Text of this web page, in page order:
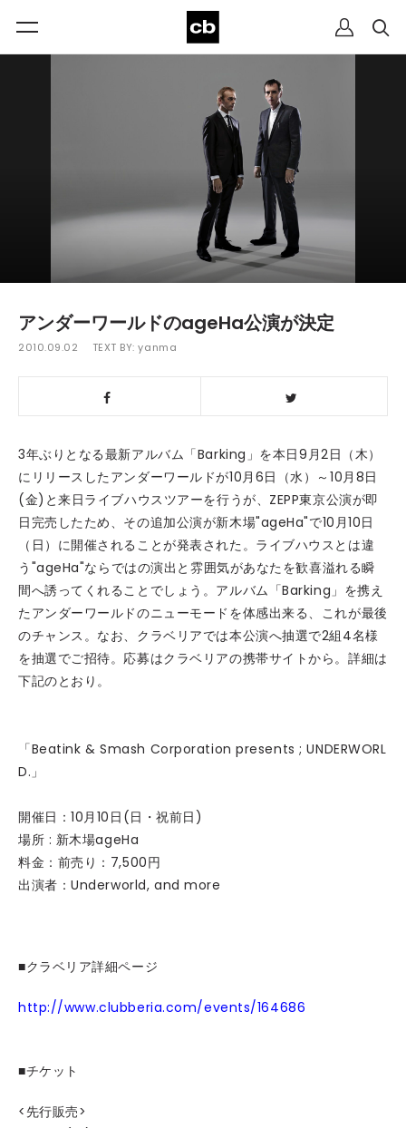
アンダーワールドのageHa公演が決定
2010.09.02 TEXT BY:yanma
3年ぶりとなる最新アルバム「Barking」を本日9月2日（木）
にリリースしたアンダーワールドが10月6日（水）～10月8日
(金)と来日ライブハウスツアーを行うが、ZEPP東京公演が即
日完売したため、その追加公演が新木場"ageHa"で10月10日
（日）に開催されることが発表された。ライブハウスとは違
う"ageHa"ならではの演出と雰囲気があなたを歓喜溢れる瞬
間へ誘ってくれることでしょう。アルバム「Barking」を携え
たアンダーワールドのニューモードを体感出来る、これが最後
のチャンス。なお、クラベリアでは本公演へ抽選で2組4名様
を抽選でご招待。応募はクラベリアの携帯サイトから。詳細は
下記のとおり。
「Beatink & Smash Corporation presents ; UNDERWORL
D.」
開催日：10月10日(日・祝前日)
場所 : 新木場ageHa
料金：前売り：7,500円
出演者：Underworld, and more
■クラベリア詳細ページ
http://www.clubberia.com/events/164686
■チケット
<先行販売>